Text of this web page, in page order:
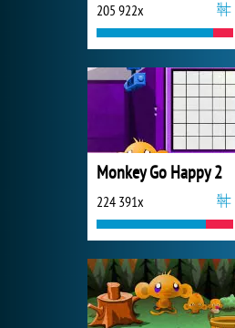
205 922x
Monkey Go Happy 2
224 391x